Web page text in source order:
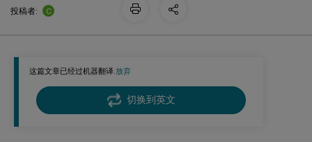
这篇文章已经过机器翻译.放弃
切换到英文
投稿者:
C